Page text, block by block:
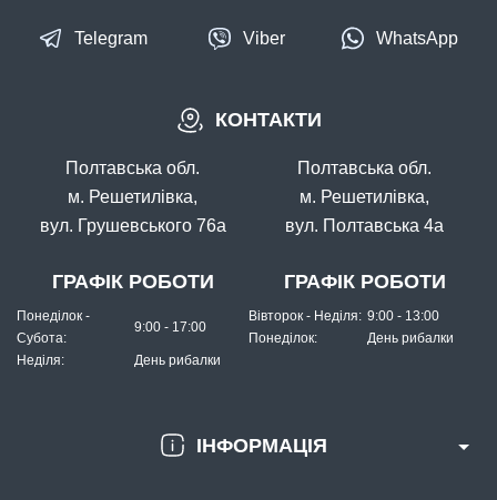
ІНФОРМАЦІЯ
КОНТАКТИ
Полтавська обл.
м. Решетилівка,
вул. Грушевського 76а
ГРАФІК РОБОТИ
Понеділок -
Субота:
9:00 - 17:00
Неділя: День рибалки
Полтавська обл.
м. Решетилівка,
вул. Полтавська 4а
ГРАФІК РОБОТИ
Вівторок - Неділя: 9:00 - 13:00
Понеділок:
День рибалки
Telegram Viber WhatsApp